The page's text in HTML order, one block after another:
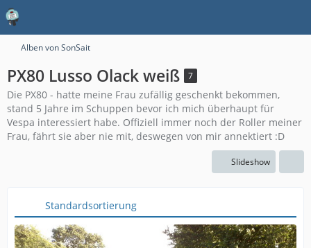
Alben von SonSait
PX80 Lusso Olack weiß 7
Die PX80 - hatte meine Frau zufällig geschenkt bekommen,
stand 5 Jahre im Schuppen bevor ich mich überhaupt für
Vespa interessiert habe. Offiziell immer noch der Roller meiner
Frau, fährt sie aber nie mit, deswegen von mir annektiert :D
Slideshow
Standardsortierung